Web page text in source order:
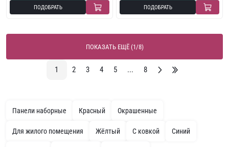
ПОДОБРАТЬ ПОДОБРАТЬ
ПОКАЗАТЬ ЕЩЁ (1/8)
1 2 3 4 5 ... 8
Панели наборные Красный Окрашенные
Для жилого помещения Жёлтый С ковкой Синий